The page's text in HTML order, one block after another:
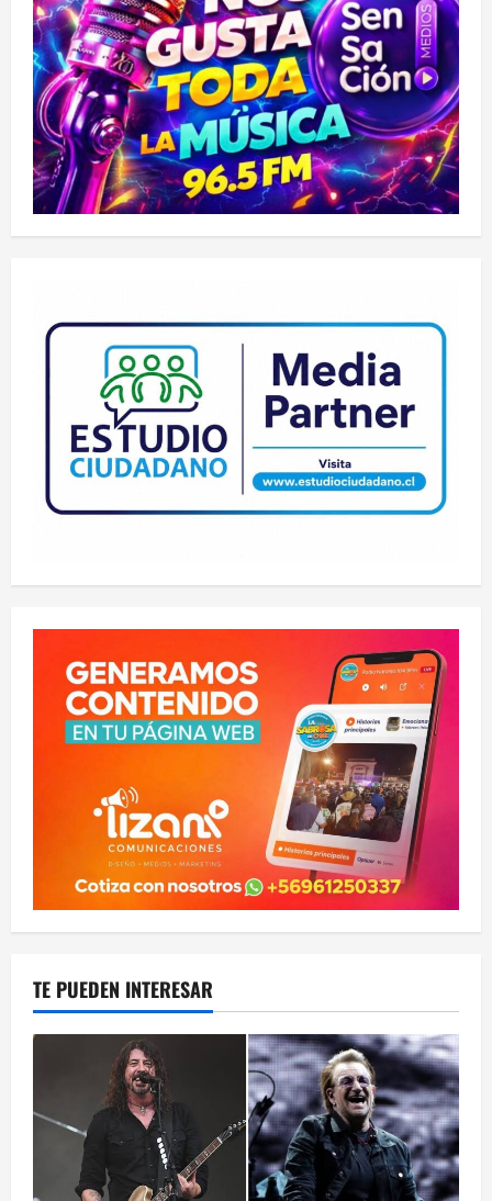
TE PUEDEN INTERESAR